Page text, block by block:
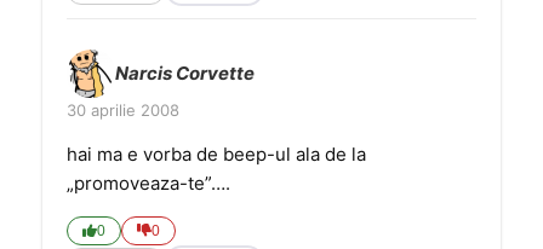
Narcis Corvette
30 aprilie 2008
hai ma e vorba de beep-ul ala de la
„promoveaza-te”….
0 0